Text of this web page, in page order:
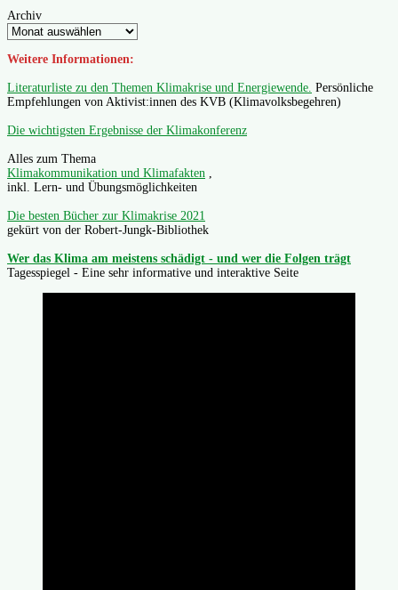
Archiv
Weitere Informationen:
Literaturliste zu den Themen Klimakrise und Energiewende. Persönliche
Empfehlungen von Aktivist:innen des KVB (Klimavolksbegehren)
Die wichtigsten Ergebnisse der Klimakonferenz
Alles zum Thema
Klimakommunikation und Klimafakten
inkl. Lern- und Übungsmöglichkeiten
Die besten Bücher zur Klimakrise 2021
gekürt von der Robert-Jungk-Bibliothek
Wer das Klima am meistens schädigt - und wer die Folgen trägt
Tagesspiegel - Eine sehr informative und interaktive Seite